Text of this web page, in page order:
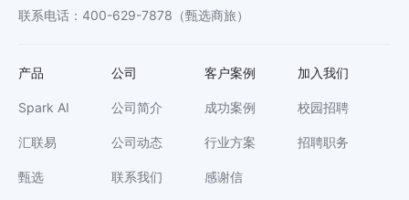
联系电话 ： 400-629-7878 （甄选商旅）
产品
Spark AI
汇联易
甄选
公司
公司简介
公司动态
联系我们
客户案例
成功案例
行业方案
感谢信
加入我们
校园招聘
招聘职务